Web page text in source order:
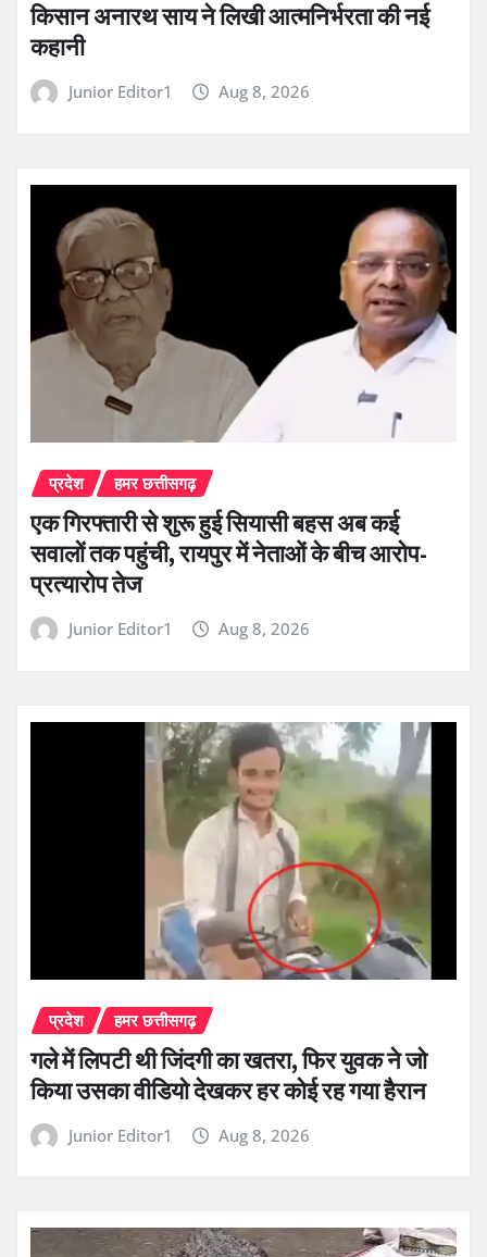
किसान अनारथ साय ने लिखी आत्मनिर्भरता की नई
कहानी
Junior Editor1 Aug 8, 2026
प्रदेश हमर छत्तीसगढ़
एक गिरफ्तारी से शुरू हुई सियासी बहस अब कई
सवालों तक पहुंची, रायपुर में नेताओं के बीच आरोप-
प्रत्यारोप तेज
Junior Editor1 Aug 8, 2026
प्रदेश हमर छत्तीसगढ़
गले में लिपटी थी जिंदगी का खतरा, फिर युवक ने जो
किया उसका वीडियो देखकर हर कोई रह गया हैरान
Junior Editor1 Aug 8, 2026